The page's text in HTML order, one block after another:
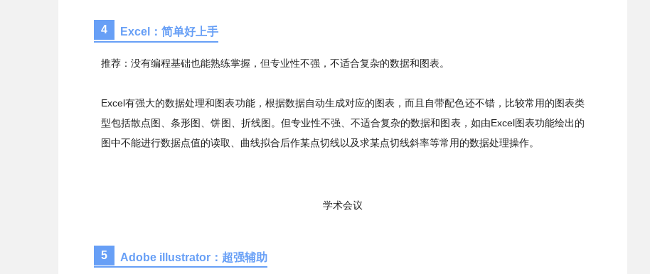
4 Excel：简单好上手
推荐：没有编程基础也能熟练掌握，但专业性不强，不适合复杂的数据和图表。
Excel有强大的数据处理和图表功能，根据数据自动生成对应的图表，而且自带配色还不错，比较常用的图表类
型包括散点图、条形图、饼图、折线图。但专业性不强、不适合复杂的数据和图表，如由Excel图表功能绘出的
图中不能进行数据点值的读取、曲线拟合后作某点切线以及求某点切线斜率等常用的数据处理操作。
学术会议
5 Adobe illustrator：超强辅助